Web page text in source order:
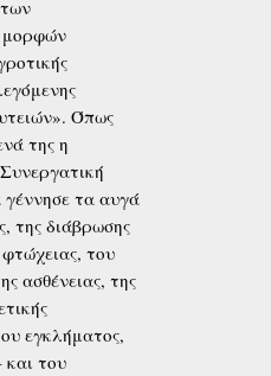
μορφών
Όπως
της η
τα αυγά
της διάβρωσης
του
ασθένειας, της
εγκλήματος,
και του